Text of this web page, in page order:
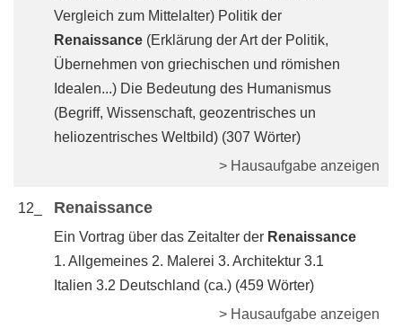
Vergleich zum Mittelalter) Politik der
Renaissance (Erklärung der Art der Politik,
Übernehmen von griechischen und römishen
Idealen...) Die Bedeutung des Humanismus
(Begriff, Wissenschaft, geozentrisches un
heliozentrisches Weltbild) (307 Wörter)
> Hausaufgabe anzeigen
12_ Renaissance
Ein Vortrag über das Zeitalter der Renaissance
1. Allgemeines 2. Malerei 3. Architektur 3.1
Italien 3.2 Deutschland (ca.) (459 Wörter)
> Hausaufgabe anzeigen